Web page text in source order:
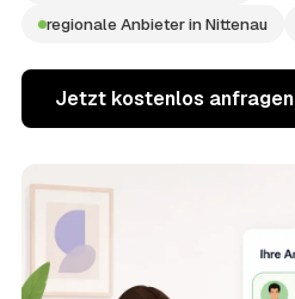
regionale Anbieter in Nittenau
Jetzt kostenlos anfragen